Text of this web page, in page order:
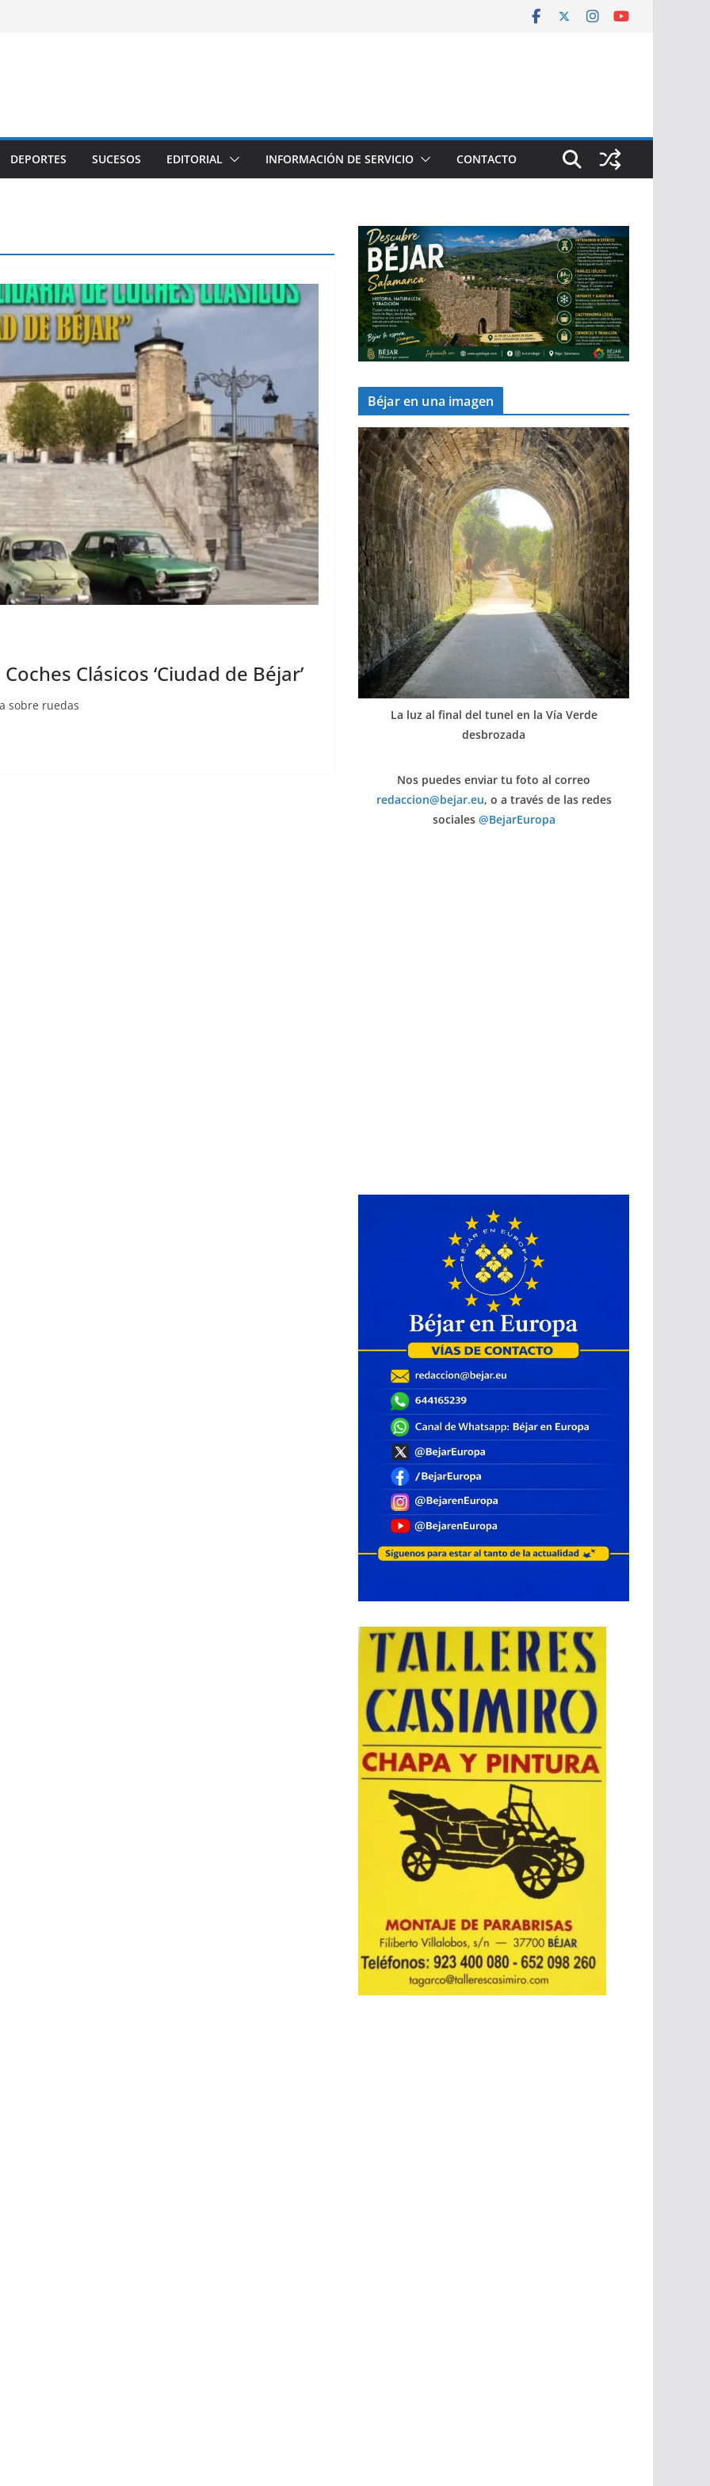
DEPORTES SUCESOS EDITORIAL INFORMACIÓN DE SERVICIO CONTACTO
Clásicos ‘Ciudad de Béjar’
sobre ruedas
Béjar en una imagen
La luz al final del tunel en la Vía Verde
desbrozada
Nos puedes enviar tu foto al correo
redaccion@bejar.eu, o a través de las redes
sociales @BejarEuropa